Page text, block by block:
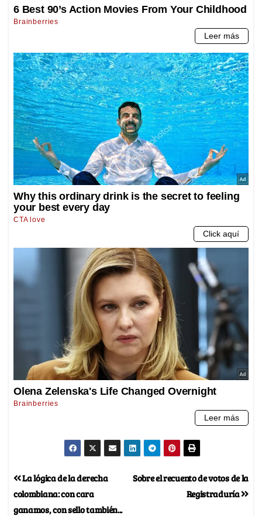
Sobre el recuento de votos de la
Registraduría
La lógica de la derecha
colombiana: con cara
ganamos, con sello también...